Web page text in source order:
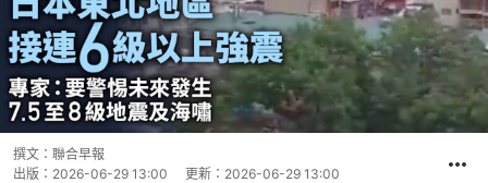
撰文： 聯合早報
出版： 2026-06-29 13:00 更新： 2026-06-29 13:00